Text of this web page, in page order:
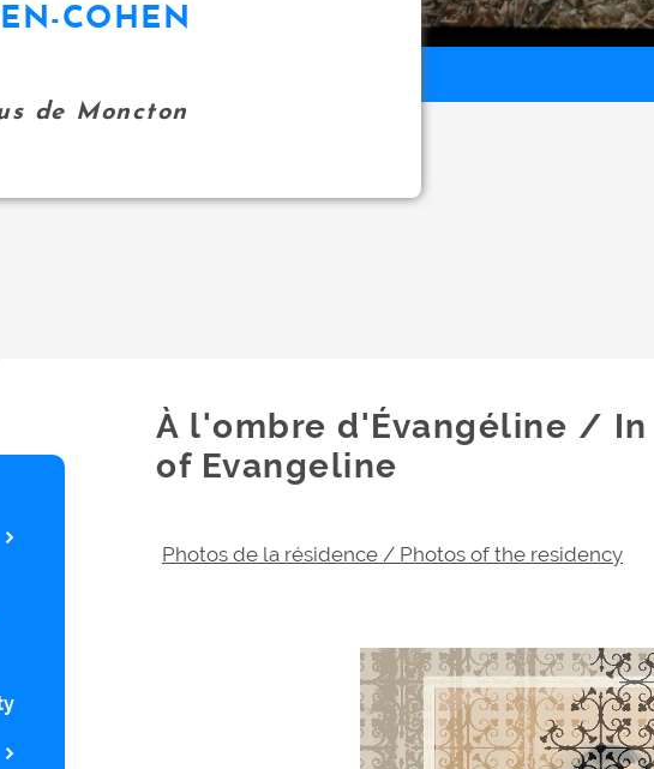
COHEN
de Moncton
À l'ombre d'Évangéline / In
of Evangeline
Photos de la résidence / Photos of the residency